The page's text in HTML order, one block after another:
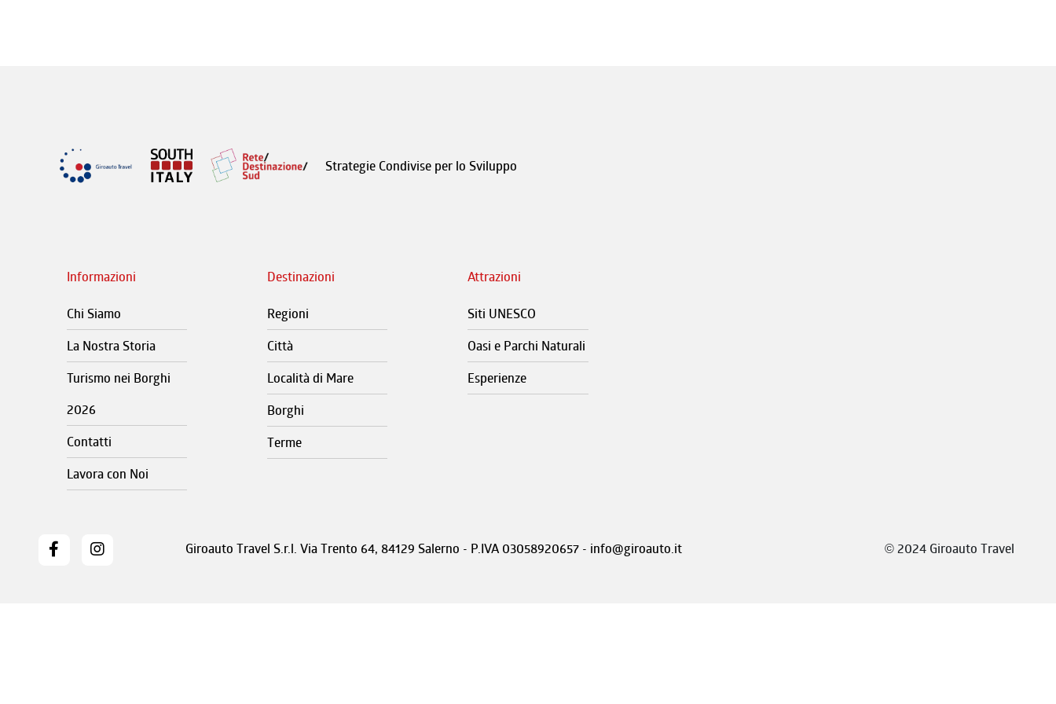
Strategie Condivise per lo Sviluppo
Informazioni
Chi Siamo
La Nostra Storia
Turismo nei Borghi
2026
Contatti
Lavora con Noi
Destinazioni
Regioni
Città
Località di Mare
Borghi
Terme
Attrazioni
Siti UNESCO
Oasi e Parchi Naturali
Esperienze
Giroauto Travel S.r.l. Via Trento 64, 84129 Salerno - P.IVA 03058920657 - info@giroauto.it ©2024 Giroauto Travel